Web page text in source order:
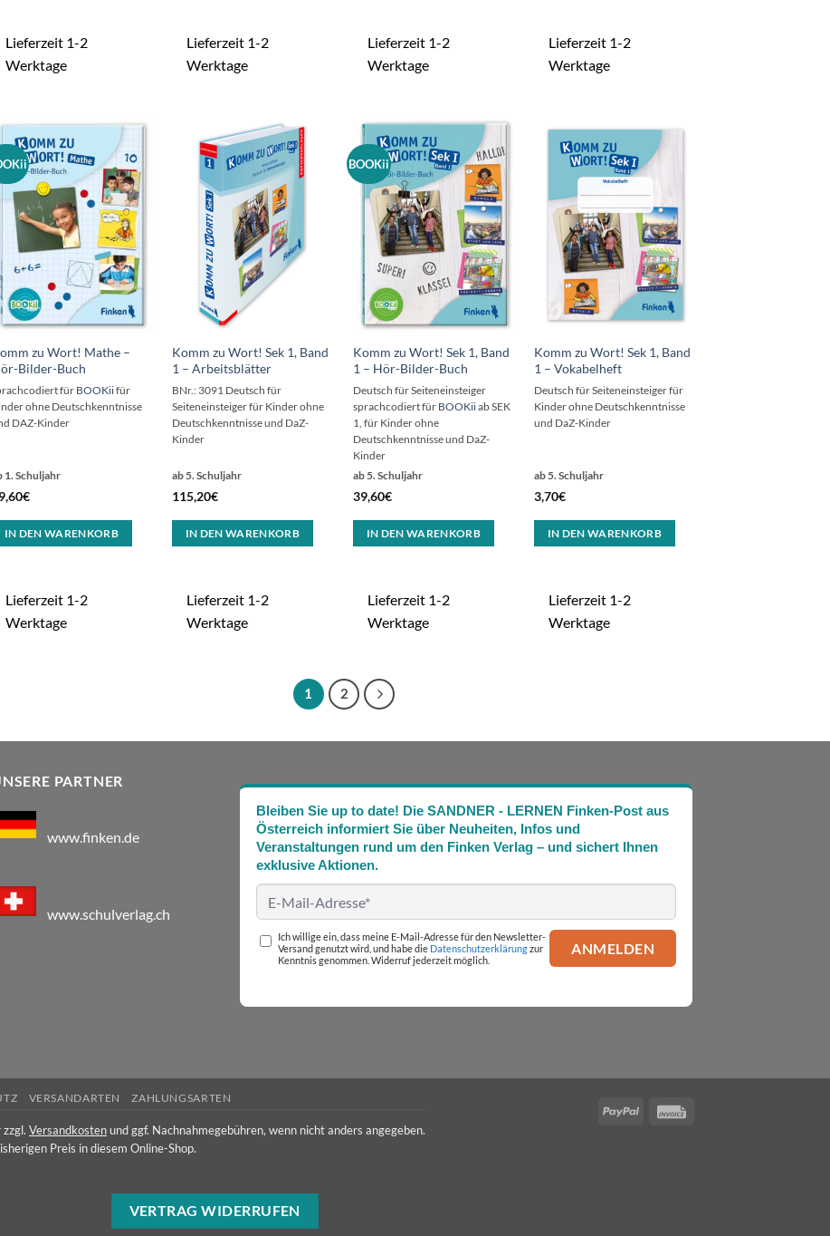
Lieferzeit 1-2
Werktage
Lieferzeit 1-2
Werktage
Lieferzeit 1-2
Werktage
Lieferzeit 1-2
Werktage
zu Wort! Mathe –
Bilder-Buch
1. Schuljahr
€
für BOOKiifür
ohne Deutschkenntnisse
DAZ-Kinder
IN DEN WARENKORB
Lieferzeit 1-2
Werktage
Komm zu Wort! Sek 1, Band
1 – Arbeitsblätter
ab 5. Schuljahr
115,20€
BNr.: 3091 Deutsch für
Seiteneinsteiger für Kinder ohne
Deutschkenntnisse und DaZ-
Kinder
IN DEN WARENKORB
Lieferzeit 1-2
Werktage
BOOKii
Komm zu Wort! Sek 1, Band
1 – Hör-Bilder-Buch
ab 5. Schuljahr
39,60€
Deutsch für Seiteneinsteiger
sprachcodiert für BOOKiiab SEK
1, für Kinder ohne
Deutschkenntnisse und DaZ-
Kinder
IN DEN WARENKORB
Lieferzeit 1-2
Werktage
Komm zu Wort! Sek 1, Band
1 – Vokabelheft
ab 5. Schuljahr
3,70€
Deutsch für Seiteneinsteiger für
Kinder ohne Deutschkenntnisse
und DaZ-Kinder
IN DEN WARENKORB
Lieferzeit 1-2
Werktage
1 2
PARTNER
www.finken.de
www.schulverlag.ch
Bleiben Sie up to date! Die SANDNER - LERNEN Finken-Post aus
Österreich informiert Sie über Neuheiten, Infos und
Veranstaltungen rund um den Finken Verlag – und sichert Ihnen
exklusive Aktionen.
Ich willige ein, dass meine E-Mail-Adresse für den Newsletter-
Versand genutzt wird, und habe die Datenschutzerklärungzur
Kenntnis genommen. Widerruf jederzeit möglich.
PayPal
VERSANDARTEN ZAHLUNGSARTEN
Versandkostenund ggf. Nachnahmegebühren, wenn nicht anders angegeben.
Preis in diesem Online-Shop.
VERTRAG WIDERRUFEN